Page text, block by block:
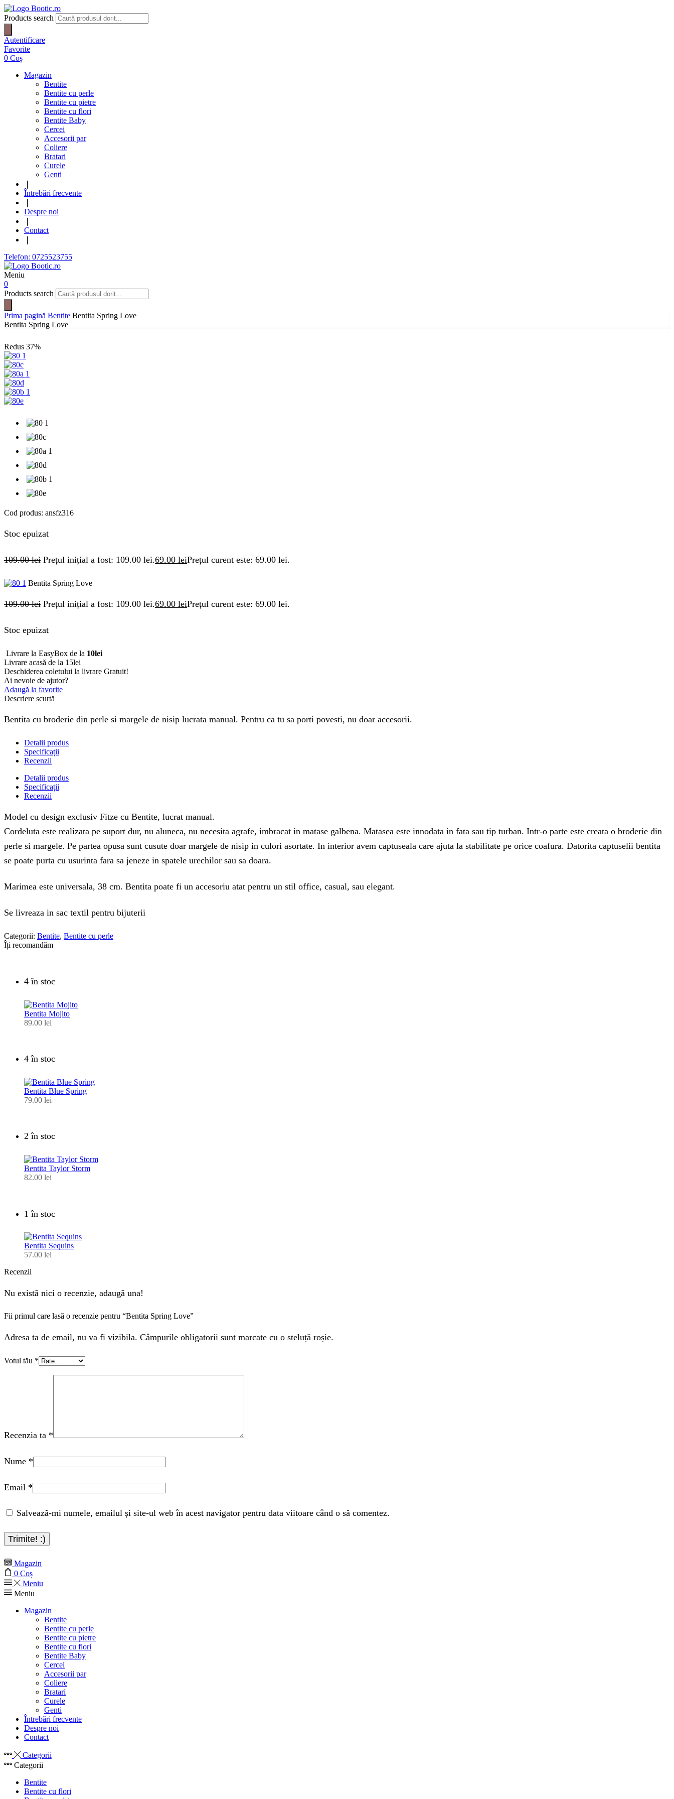
Products search
Autentificare
Favorite
0 Coș
Magazin
Bentite
Bentite cu perle
Bentite cu pietre
Bentite cu flori
Bentite Baby
Cercei
Accesorii par
Coliere
Bratari
Curele
Genti
Întrebări frecvente
Despre noi
Contact
Telefon: 0725523755
Meniu
0
Products search
Prima pagină Bentite Bentita Spring Love
Bentita Spring Love
Redus 37%
Cod produs: ansfz316
Stoc epuizat
109.00lei Prețul inițial a fost: 109.00 lei.69.00 leiPrețul curent este: 69.00 lei.
Bentita Spring Love
109.00lei Prețul inițial a fost: 109.00 lei.69.00 leiPrețul curent este: 69.00 lei.
Stoc epuizat
Livrare la EasyBox de la 10lei
Livrare acasă de la 15lei
Deschiderea coletului la livrare Gratuit!
Ai nevoie de ajutor?
Adaugă la favorite
Descriere scurtă
Bentita cu broderie din perle si margele de nisip lucrata manual. Pentru ca tu sa porti povesti, nu doar accesorii.
Detalii produs
Specificații
Recenzii
Detalii produs
Specificații
Recenzii
Model cu design exclusiv Fitze cu Bentite, lucrat manual.
Cordeluta este realizata pe suport dur, nu aluneca, nu necesita agrafe, imbracat in matase galbena. Matasea este innodata in fata sau tip turban. Intr-o parte este creata o broderie din
perle si margele. Pe partea opusa sunt cusute doar margele de nisip in culori asortate. In interior avem captuseala care ajuta la stabilitate pe orice coafura. Datorita captuselii bentita
se poate purta cu usurinta fara sa jeneze in spatele urechilor sau sa doara.
Marimea este universala, 38 cm. Bentita poate fi un accesoriu atat pentru un stil office, casual, sau elegant.
Se livreaza in sac textil pentru bijuterii
Categorii: Bentite, Bentite cu perle
Îți recomandăm
4 în stoc
Bentita Mojito
89.00 lei
4 în stoc
Bentita Blue Spring
79.00 lei
2 în stoc
Bentita Taylor Storm
82.00 lei
1 în stoc
Bentita Sequins
57.00 lei
Recenzii
Nu există nici o recenzie, adaugă una!
Fii primul care lasă o recenzie pentru “Bentita Spring Love”
Adresa ta de email, nu va fi vizibila. Câmpurile obligatorii sunt marcate cu o steluță roșie.
Votul tău *
Recenzia ta *
Nume *
Email *
Salvează-mi numele, emailul și site-ul web în acest navigator pentru data viitoare când o să comentez.
Magazin
0 Coș
Meniu
Meniu
Magazin
Bentite
Bentite cu perle
Bentite cu pietre
Bentite cu flori
Bentite Baby
Cercei
Accesorii par
Coliere
Bratari
Curele
Genti
Întrebări frecvente
Despre noi
Contact
Categorii
Categorii
Bentite
Bentite cu flori